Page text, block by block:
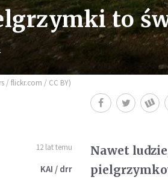
to
/ flickr.com / CC BY)
12 lat temu
KAI / drr
Nawet